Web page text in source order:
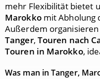
mehr Flexibilität bietet
Marokkomit Abholung
Außerdem
Tanger, Touren nach
Touren in Marokko,
Was man in Tanger,